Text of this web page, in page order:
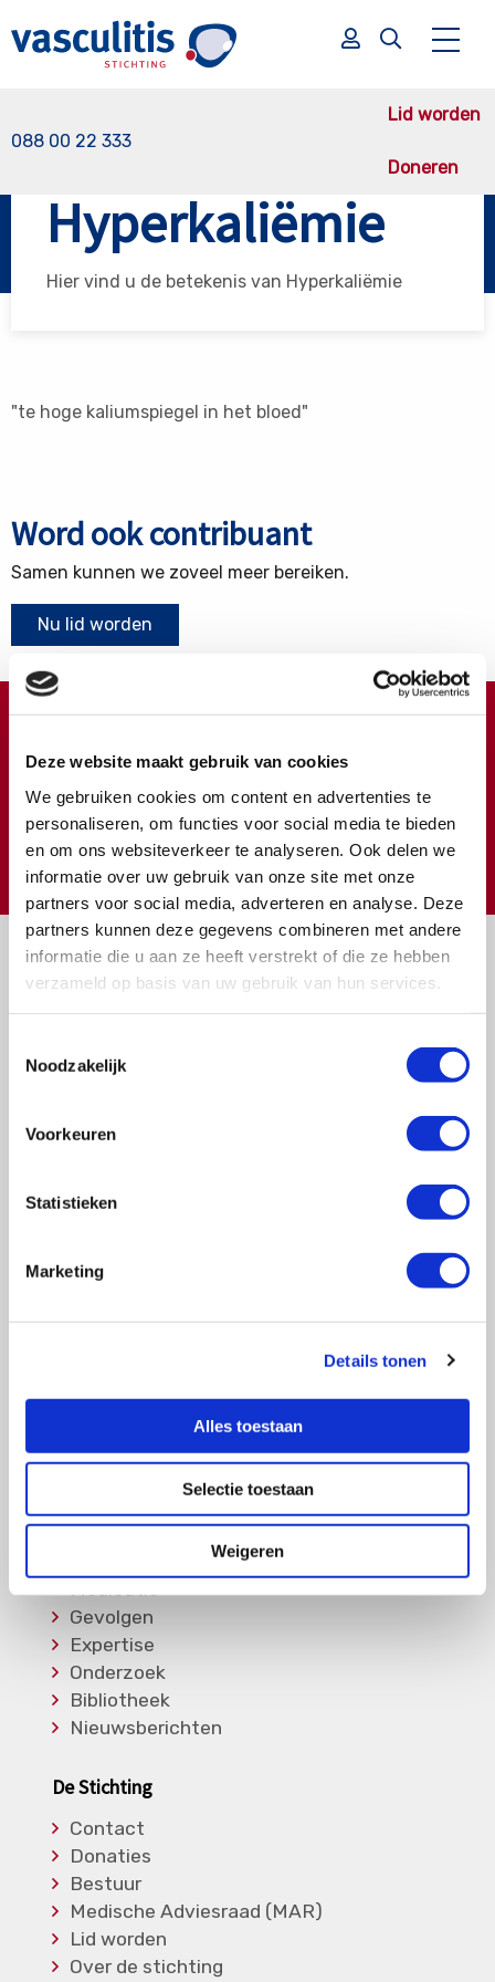
Deze website maakt gebruik van cookies
We gebruiken cookies om content en advertenties te
personaliseren, om functies voor social media te bieden
en om ons websiteverkeer te analyseren. Ook delen we
informatie over uw gebruik van onze site met onze
partners voor social media, adverteren en analyse. Deze
partners kunnen deze gegevens combineren met andere
informatie die u aan ze heeft verstrekt of die ze hebben
verzameld op basis van uw gebruik van hun services.
Noodzakelijk
Voorkeuren
Statistieken
Marketing
Details tonen
Alles toestaan
Selectie toestaan
Weigeren
088 00 22 333
Lid worden
Doneren
Zoek
Zoek
Hyperkaliëmie
Hier vind u de betekenis van Hyperkaliëmie
"te hoge kaliumspiegel in het bloed"
Word ook contribuant
Samen kunnen we zoveel meer bereiken.
Nu lid worden
Meer weten over wat we met uw extra gift doen?
Klik hier
€ Doneer
Vragen?
of bel ons op:
Ziektebeelden
EGPA
RCA
Overige Vasculitiden
Informatie
Soorten Vasculitis
Medicatie
Gevolgen
Expertise
Onderzoek
Bibliotheek
Nieuwsberichten
De Stichting
Contact
Donaties
Bestuur
Medische Adviesraad (MAR)
Lid worden
Over de stichting